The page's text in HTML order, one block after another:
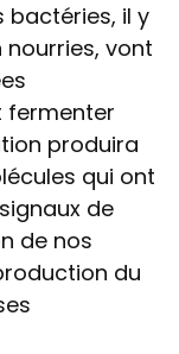
bactéries, il y
nourries, vont
fermenter
produira
qui ont
de
de nos
du